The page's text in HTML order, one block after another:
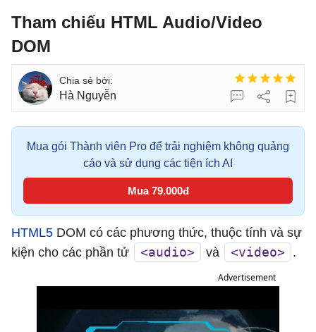
Tham chiếu HTML Audio/Video
DOM
Hà Nguyễn
Mua gói Thành viên Pro để trải nghiệm không quảng
cáo và sử dụng các tiện ích AI
Mua 79.000đ
HTML5 DOM có các phương thức, thuộc tính và sự
kiện cho các phần tử
<audio> và <video> .
Advertisement